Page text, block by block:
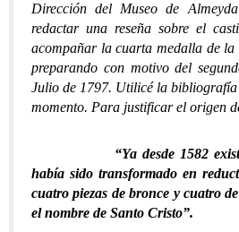
Dirección del Museo de
redactar una reseña sobre el
acompañar la cuarta medalla de la
preparando con motivo del
Julio de 1797. Utilicé la bibliografía
momento. Para justificar el origen
“Ya desde 1582
había sido transformado en
cuatro piezas de bronce y cuatro
el nombre de Santo Cristo”.